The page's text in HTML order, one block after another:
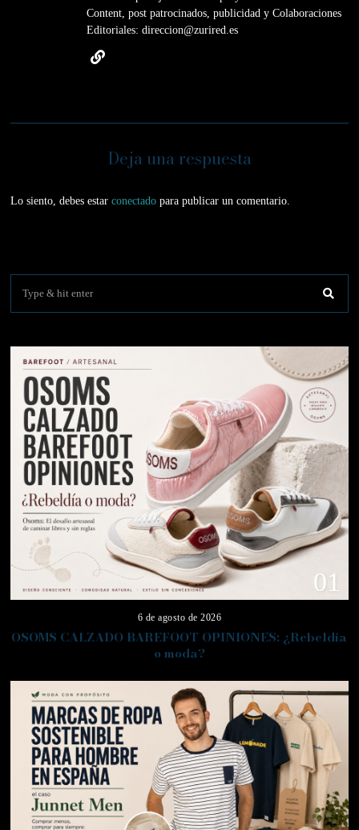
Content, post patrocinados, publicidad y Colaboraciones
Editoriales: direccion@zurired.es
Deja una respuesta
Lo siento, debes estarconectado para publicar un comentario.
01
6 de agosto de 2026
OSOMS CALZADO BAREFOOT OPINIONES: ¿Rebeldía
o moda?